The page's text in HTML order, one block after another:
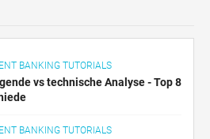
BANKING TUTORIALS
vs technische Analyse - Top 8
BANKING TUTORIALS